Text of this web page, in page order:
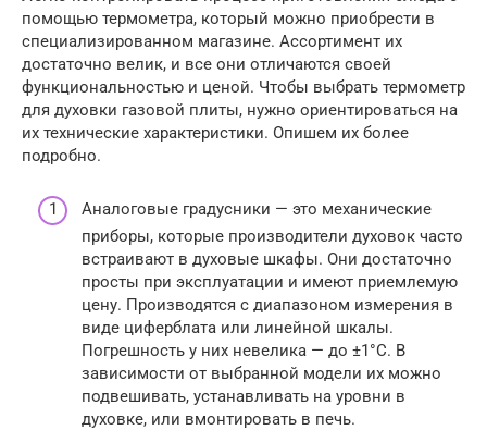
помощью термометра, который можно приобрести в
специализированном магазине. Ассортимент их
достаточно велик, и все они отличаются своей
функциональностью и ценой. Чтобы выбрать термометр
для духовки газовой плиты, нужно ориентироваться на
их технические характеристики. Опишем их более
подробно.
Аналоговые градусники — это механические
приборы, которые производители духовок часто
встраивают в духовые шкафы. Они достаточно
просты при эксплуатации и имеют приемлемую
цену. Производятся с диапазоном измерения в
виде циферблата или линейной шкалы.
Погрешность у них невелика — до ±1°С. В
зависимости от выбранной модели их можно
подвешивать, устанавливать на уровни в
духовке, или вмонтировать в печь.